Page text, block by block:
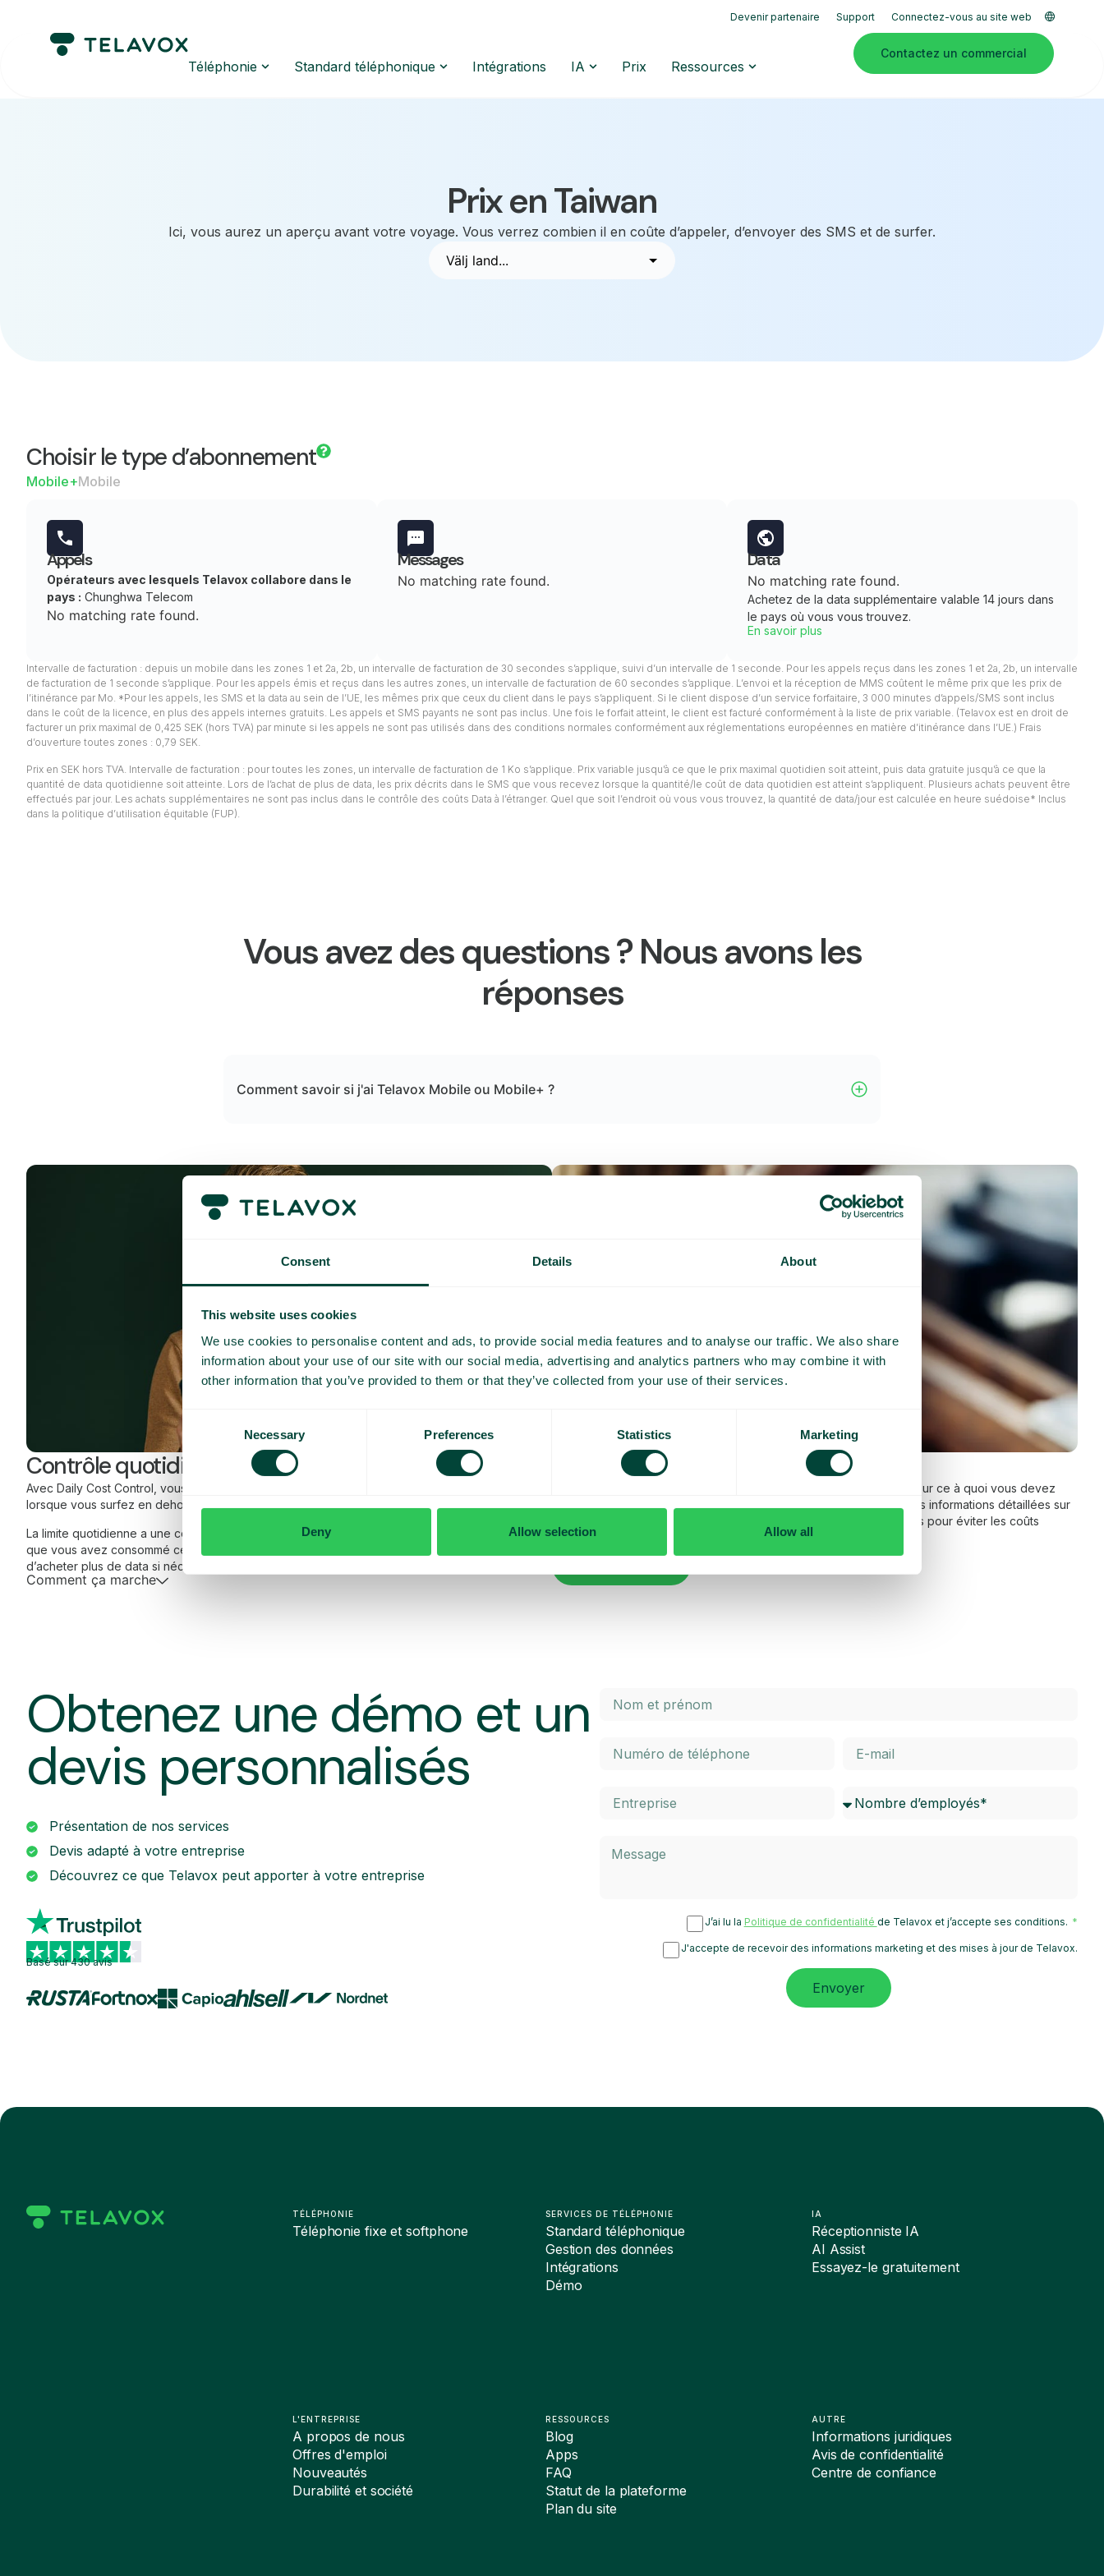
Consent Details About
This website uses cookies
We use cookies to personalise content and ads, to provide social media features and to analyse our traffic. We also share
information about your use of our site with our social media, advertising and analytics partners who may combine it with
other information that you’ve provided to them or that they’ve collected from your use of their services.
Consent
Necessary Preferences Statistics Marketing
Deny Allow selection Allow all
Devenir partenaire Support Connectez-vous au site web
Téléphonie Standard téléphonique Intégrations IA Prix Ressources
Contactez un commercial
Prix en Taiwan
Ici, vous aurez un aperçu avant votre voyage. Vous verrez combien il en coûte d’appeler, d’envoyer des SMS et de surfer.
Choisir le type d’abonnement
Mobile+Mobile
Appels
Opérateurs avec lesquels Telavox collabore dans le
pays : Chunghwa Telecom
No matching rate found.
Messages
No matching rate found.
Data
No matching rate found.
Achetez de la data supplémentaire valable 14 jours dans
le pays où vous vous trouvez.
En savoir plus
Intervalle de facturation : depuis un mobile dans les zones 1 et 2a, 2b, un intervalle de facturation de 30 secondes s’applique, suivi d’un intervalle de 1 seconde. Pour les appels reçus dans les zones 1 et 2a, 2b, un intervalle
de facturation de 1 seconde s’applique. Pour les appels émis et reçus dans les autres zones, un intervalle de facturation de 60 secondes s’applique. L’envoi et la réception de MMS coûtent le même prix que les prix de
l’itinérance par Mo. *Pour les appels, les SMS et la data au sein de l’UE, les mêmes prix que ceux du client dans le pays s’appliquent. Si le client dispose d’un service forfaitaire, 3 000 minutes d’appels/SMS sont inclus
dans le coût de la licence, en plus des appels internes gratuits. Les appels et SMS payants ne sont pas inclus. Une fois le forfait atteint, le client est facturé conformément à la liste de prix variable. (Telavox est en droit de
facturer un prix maximal de 0,425 SEK (hors TVA) par minute si les appels ne sont pas utilisés dans des conditions normales conformément aux réglementations européennes en matière d’itinérance dans l’UE.) Frais
d’ouverture toutes zones : 0,79 SEK.
Prix en SEK hors TVA. Intervalle de facturation : pour toutes les zones, un intervalle de facturation de 1 Ko s’applique. Prix variable jusqu’à ce que le prix maximal quotidien soit atteint, puis data gratuite jusqu’à ce que la
quantité de data quotidienne soit atteinte. Lors de l’achat de plus de data, les prix décrits dans le SMS que vous recevez lorsque la quantité/le coût de data quotidien est atteint s’appliquent. Plusieurs achats peuvent être
effectués par jour. Les achats supplémentaires ne sont pas inclus dans le contrôle des coûts Data à l’étranger. Quel que soit l’endroit où vous vous trouvez, la quantité de data/jour est calculée en heure suédoise* Inclus
dans la politique d’utilisation équitable (FUP).
Vous avez des questions ? Nous avons les
réponses
Comment savoir si j'ai Telavox Mobile ou Mobile+ ?
Contrôle quotidien des coûts
Avec Daily Cost Control, vous, en tant que client, pouvez mieux contrôler vos coûts quotidiens
lorsque vous surfez en dehors de l’UE/EEE.
La limite quotidienne a une certaine quantité de data à un prix maximal prédéterminé. Une fois
que vous avez consommé cette quantité de data, vous recevez un SMS et avez la possibilité
d’acheter plus de data si nécessaire.
Comment ça marche
Questions et réponses fréquentes
Vous voulez en savoir plus sur le fonctionnement de l’itinérance et sur ce à quoi vous devez
penser lorsque vous voyagez ? Dans notre FAQ, vous trouverez des informations détaillées sur
l’itinérance à l’intérieur et à l’extérieur de l’UE, ainsi que des conseils pour éviter les coûts
élevés. Cliquez sur le bouton ci-dessous pour en savoir plus.
Obtenez une démo et un
devis personnalisés
Présentation de nos services
Devis adapté à votre entreprise
Découvrez ce que Telavox peut apporter à votre entreprise
Basé sur 430 avis
J’ai lu la Politique de confidentialité de Telavox et j’accepte ses conditions.
J'accepte de recevoir des informations marketing et des mises à jour de Telavox.
Envoyer
TÉLÉPHONIE
Téléphonie fixe et softphone
L'ENTREPRISE
A propos de nous
Offres d'emploi
Nouveautés
Durabilité et société
SERVICES DE TÉLÉPHONIE
Standard téléphonique
Gestion des données
Intégrations
Démo
RESSOURCES
Blog
Apps
FAQ
Statut de la plateforme
Plan du site
IA
Réceptionniste IA
AI Assist
Essayez-le gratuitement
AUTRE
Informations juridiques
Avis de confidentialité
Centre de confiance